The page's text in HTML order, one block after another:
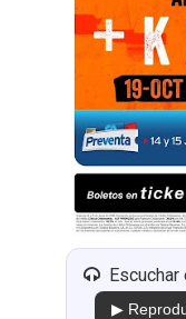
▶